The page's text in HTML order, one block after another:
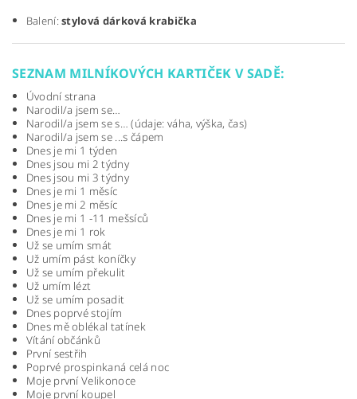
Balení:stylová dárková krabička
SEZNAM MILNÍKOVÝCH KARTIČEK V SADĚ:
Úvodní strana
Narodil/a jsem se…
Narodil/a jsem se s… (údaje: váha, výška, čas)
Narodil/a jsem se ...s čápem
Dnes je mi 1 týden
Dnes jsou mi 2 týdny
Dnes jsou mi 3 týdny
Dnes je mi 1 měsíc
Dnes je mi 2 měsíc
Dnes je mi 1 -11 mešsíců
Dnes je mi 1 rok
Už se umím smát
Už umím pást koníčky
Už se umím překulit
Už umím lézt
Už se umím posadit
Dnes poprvé stojím
Dnes mě oblékal tatínek
Vítání občánků
První sestřih
Poprvé prospinkaná celá noc
Moje první Velikonoce
Moje první koupel